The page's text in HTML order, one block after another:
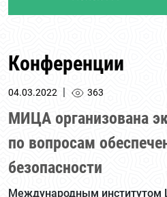
Конференции
04.03.2022 | 363
МИЦА организована
по вопросам
безопасности
Международным институтом